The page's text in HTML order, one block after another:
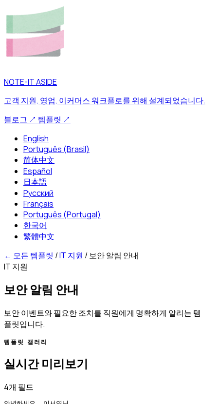
NOTE-IT ASIDE
고객 지원, 영업, 이커머스 워크플로를 위해 설계되었습니다.
블로그 ↗ 템플릿 ↗
English
Português (Brasil)
简体中文
Español
日本語
Русский
Français
Português (Portugal)
한국어
繁體中文
← 모든 템플릿 /IT 지원 /보안 알림 안내
IT 지원
보안 알림 안내
보안 이벤트와 필요한 조치를 직원에게 명확하게 알리는 템
플릿입니다.
템플릿 갤러리
실시간 미리보기
4개 필드